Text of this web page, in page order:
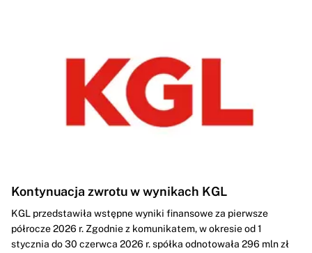
Kontynuacja zwrotu w wynikach KGL
KGL przedstawiła wstępne wyniki finansowe za pierwsze
półrocze 2026 r. Zgodnie z komunikatem, w okresie od 1
stycznia do 30 czerwca 2026 r. spółka odnotowała 296 mln zł